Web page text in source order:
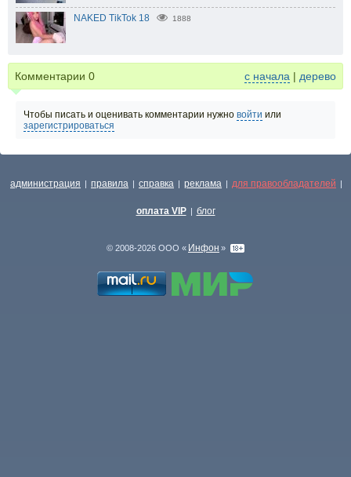
NAKED TikTok 18 1888
Комментарии 0 с начала | дерево
Чтобы писать и оценивать комментарии нужно войти или
зарегистрироваться
администрация | правила | справка | реклама | для правообладателей |
оплата VIP | блог
© 2008-2026 ООО « Инфон »